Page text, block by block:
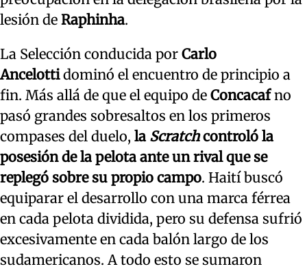
lesión de Raphinha.
La Selección conducida por Carlo
Ancelottidominó el encuentro de principio a
fin. Más allá de que el equipo de Concacafno
pasó grandes sobresaltos en los primeros
compases del duelo, la Scratchcontroló la
posesión de la pelota ante un rival que se
replegó sobre su propio campo. Haití buscó
equiparar el desarrollo con una marca férrea
en cada pelota dividida, pero su defensa sufrió
excesivamente en cada balón largo de los
sudamericanos. A todo esto se sumaron